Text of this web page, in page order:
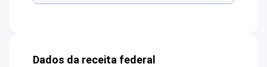
Dados da receita federal